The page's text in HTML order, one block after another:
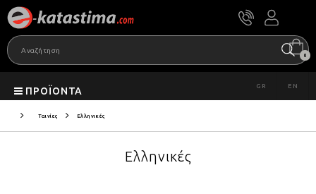
0
ΠΡΟΪΌΝΤΑ GR EN
Ταινίες Ελληνικές
Ελληνικές